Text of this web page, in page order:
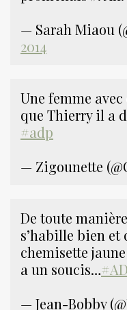
— Sarah Miaou
2014
Une femme
que Thierry il a
#adp
— Zigounette
De toute
s’habille bien et
chemisette
a un soucis…
— Jean-Bobby